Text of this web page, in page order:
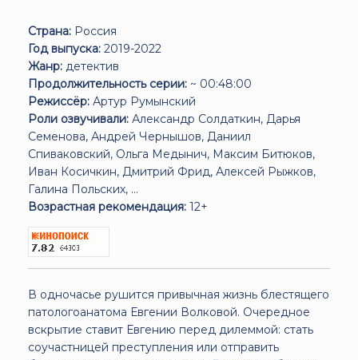
Страна: Россия
Год выпуска: 2019-2022
Жанр: детектив
Продолжительность серии: ~ 00:48:00
Режиссёр: Артур Румынский
Роли озвучивали: Александр Солдаткин, Дарья
Семенова, Андрей Чернышов, Даниил
Спиваковский, Ольга Медынич, Максим Битюков,
Иван Косичкин, Дмитрий Фрид, Алексей Рыжков,
Галина Польских, ...
Возрастная рекомендация: 12+
В одночасье рушится привычная жизнь блестящего
патологоанатома Евгении Волковой. Очередное
вскрытие ставит Евгению перед дилеммой: стать
соучастницей преступления или отправить